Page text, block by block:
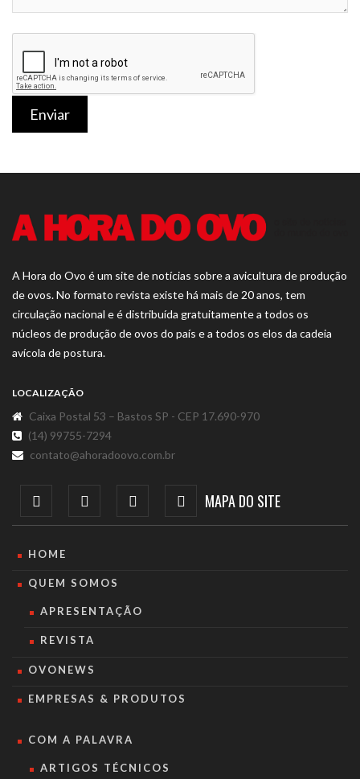
Enviar
A Hora do Ovo é um site de notícias sobre a avicultura de produção
de ovos. No formato revista existe há mais de 20 anos, tem
circulação nacional e é distribuída gratuitamente a todos os
núcleos de produção de ovos do país e a todos os elos da cadeia
avícola de postura.
LOCALIZAÇÃO
Caixa Postal 53 – Bastos SP - CEP 17.690-970
(14) 99755-7294
contato@ahoradoovo.com.br
MAPA DO SITE
HOME
QUEM SOMOS
APRESENTAÇÃO
REVISTA
OVONEWS
EMPRESAS & PRODUTOS
COM A PALAVRA
ARTIGOS TÉCNICOS